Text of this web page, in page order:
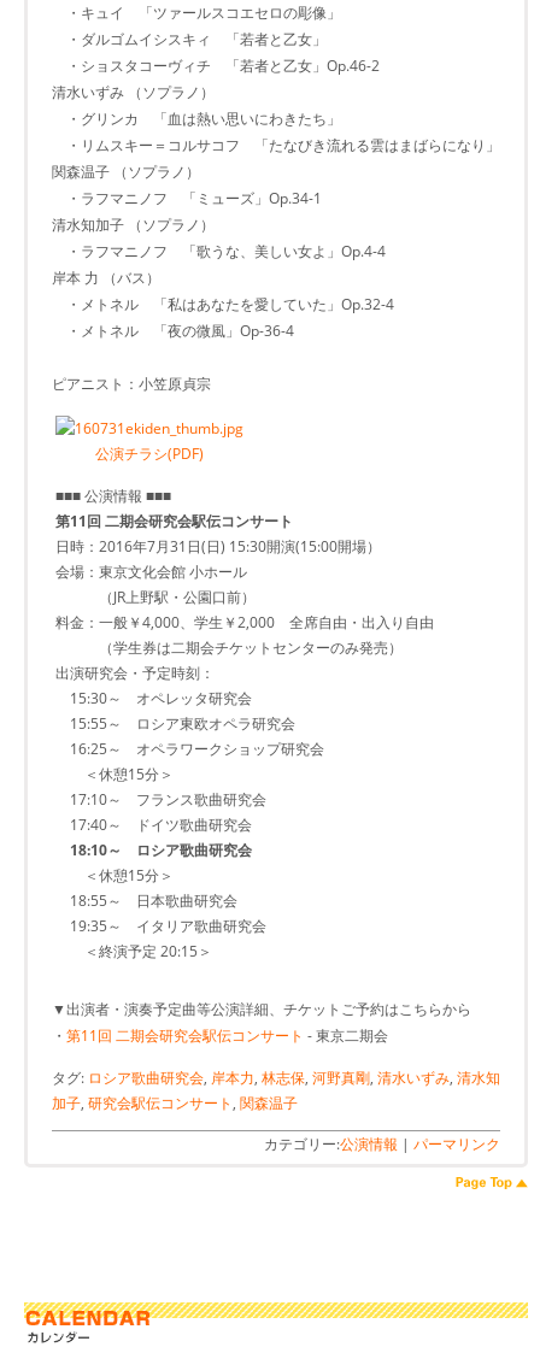
・キュイ 「ツァールスコエセロの彫像」
・ダルゴムイシスキィ 「若者と乙女」
・ショスタコーヴィチ 「若者と乙女」Op.46-2
清水いずみ （ソプラノ）
・グリンカ 「血は熱い思いにわきたち」
・リムスキー＝コルサコフ 「たなびき流れる雲はまばらになり」
関森温子 （ソプラノ）
・ラフマニノフ 「ミューズ」Op.34-1
清水知加子 （ソプラノ）
・ラフマニノフ 「歌うな、美しい女よ」Op.4-4
岸本 力 （バス）
・メトネル 「私はあなたを愛していた」Op.32-4
・メトネル 「夜の微風」Op-36-4
ピアニスト：小笠原貞宗
公演チラシ(PDF)
■■■ 公演情報 ■■■
第11回 二期会研究会駅伝コンサート
日時：2016年7月31日(日) 15:30開演(15:00開場）
会場：東京文化会館 小ホール
（JR上野駅・公園口前）
料金：一般￥4,000、学生￥2,000 全席自由・出入り自由
（学生券は二期会チケットセンターのみ発売）
出演研究会・予定時刻：
15:30～ オペレッタ研究会
15:55～ ロシア東欧オペラ研究会
16:25～ オペラワークショップ研究会
＜休憩15分＞
17:10～ フランス歌曲研究会
17:40～ ドイツ歌曲研究会
18:10～ ロシア歌曲研究会
＜休憩15分＞
18:55～ 日本歌曲研究会
19:35～ イタリア歌曲研究会
＜終演予定 20:15＞
▼出演者・演奏予定曲等公演詳細、チケットご予約はこちらから
・ 第11回 二期会研究会駅伝コンサート - 東京二期会
タグ: ロシア歌曲研究会, 岸本力, 林志保, 河野真剛, 清水いずみ, 清水知
加子, 研究会駅伝コンサート , 関森温子
カテゴリー:公演情報 | パーマリンク